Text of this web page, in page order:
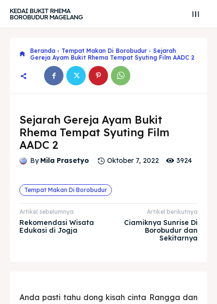
Search
Cari
Search
Cari
Explore our destinations
Tempat Makan Rombongan
Explore our destinations
Tempat Makan Rombongan
KEDAI BUKIT RHEMA
BOROBUDUR MAGELANG
Beranda Tempat Makan Di Borobudur
Sejarah
Gereja Ayam Bukit Rhema Tempat Syuting Film AADC 2
Sejarah Gereja Ayam Bukit
Rhema Tempat Syuting Film
AADC 2
By Mila Prasetyo Oktober 7, 2022 3924
Tempat Makan Di Borobudur
Artikel sebelumnya
Rekomendasi Wisata
Edukasi di Jogja
Artikel berikutnya
Ciamiknya Sunrise Di
Borobudur dan
Sekitarnya
Anda pasti tahu dong kisah cinta Rangga dan